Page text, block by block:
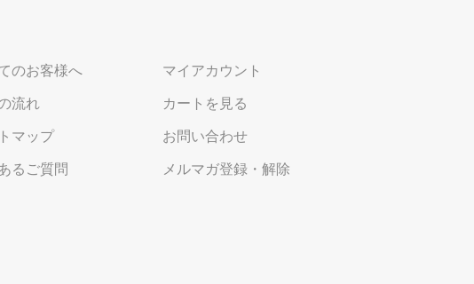
のお客様へ
流れ
マップ
るご質問
マイアカウント
カートを見る
お問い合わせ
メルマガ登録・解除